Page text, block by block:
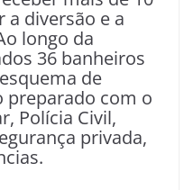
a diversão e a
longo da
36 banheiros
de
preparado com o
Polícia Civil,
privada,